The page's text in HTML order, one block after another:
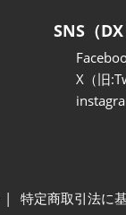
SNS（
X（旧
特定商取引法に